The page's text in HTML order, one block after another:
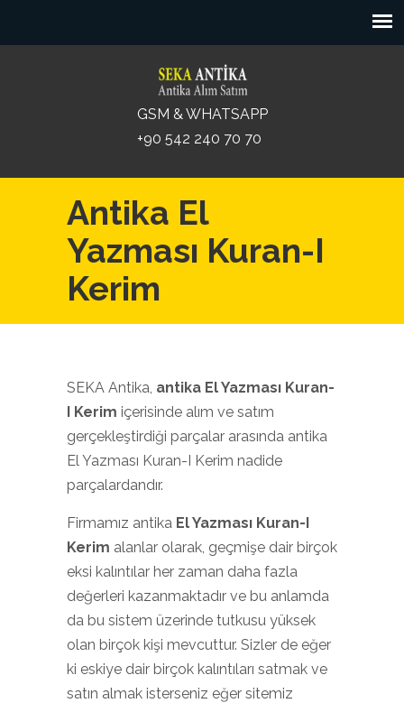
GSM & WHATSAPP
+90 542 240 70 70
Antika El
Yazması Kuran-I
Kerim
SEKA Antika, antika El Yazması Kuran-
I Kerim içerisinde alım ve satım
gerçekleştirdiği parçalar arasında antika
El Yazması Kuran-I Kerim nadide
parçalardandır.
Firmamız antika El Yazması Kuran-I
Kerim alanlar olarak, geçmişe dair birçok
eksi kalıntılar her zaman daha fazla
değerleri kazanmaktadır ve bu anlamda
da bu sistem üzerinde tutkusu yüksek
olan birçok kişi mevcuttur. Sizler de eğer
ki eskiye dair birçok kalıntıları satmak ve
satın almak isterseniz eğer sitemiz